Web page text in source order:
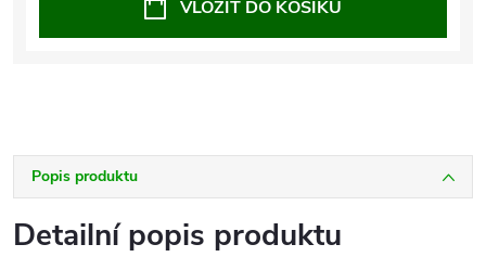
VLOŽIT DO KOŠÍKU
Popis produktu
Detailní popis produktu